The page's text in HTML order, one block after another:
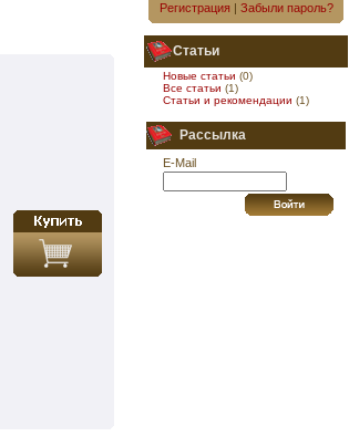
Регистрация| Забыли пароль?
Статьи
Новые статьи (0)
Все статьи (1)
Статьи и рекомендации (1)
Рассылка
E-Mail